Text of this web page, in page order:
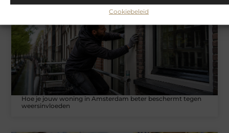
Cookiebeleid
WONINGEN
Hoe je jouw woning in Amsterdam beter beschermt tegen
weersinvloeden